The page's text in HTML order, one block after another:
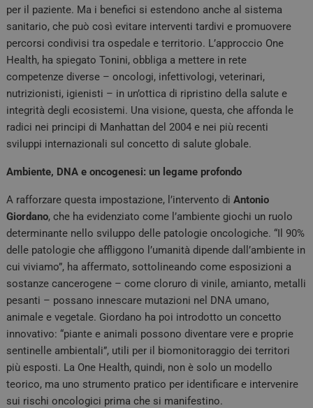
per il paziente. Ma i benefici si estendono anche al sistema
sanitario, che può così evitare interventi tardivi e promuovere
percorsi condivisi tra ospedale e territorio. L’approccio One
Health, ha spiegato Tonini, obbliga a mettere in rete
competenze diverse – oncologi, infettivologi, veterinari,
nutrizionisti, igienisti – in un’ottica di ripristino della salute e
integrità degli ecosistemi. Una visione, questa, che affonda le
radici nei principi di Manhattan del 2004 e nei più recenti
sviluppi internazionali sul concetto di salute globale.
Ambiente, DNA e oncogenesi: un legame profondo
A rafforzare questa impostazione, l’intervento diAntonio
Giordano, che ha evidenziato come l’ambiente giochi un ruolo
determinante nello sviluppo delle patologie oncologiche. “Il 90%
delle patologie che affliggono l’umanità dipende dall’ambiente in
cui viviamo”, ha affermato, sottolineando come esposizioni a
sostanze cancerogene – come cloruro di vinile, amianto, metalli
pesanti – possano innescare mutazioni nel DNA umano,
animale e vegetale. Giordano ha poi introdotto un concetto
innovativo: “piante e animali possono diventare vere e proprie
sentinelle ambientali”, utili per il biomonitoraggio dei territori
più esposti. La One Health, quindi, non è solo un modello
teorico, ma uno strumento pratico per identificare e intervenire
sui rischi oncologici prima che si manifestino.